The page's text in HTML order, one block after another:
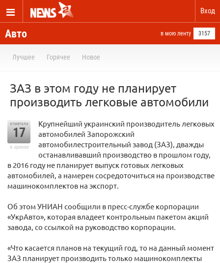
Вход
Авто в мою ленту 3157
Лучшее Горячее Новое
ЗАЗ в этом году не планирует
производить легковые автомобили
отметили
17
в архиве
Крупнейший украинский производитель легковых
автомобилей Запорожский
автомобилестроительный завод (ЗАЗ), дважды
останавливавший производство в прошлом году,
в 2016 году не планирует выпуск готовых легковых
автомобилей, а намерен сосредоточиться на производстве
машинокомплектов на экспорт.
Об этом УНИАН сообщили в пресс-службе корпорации
«УкрАвто», которая владеет контрольным пакетом акций
завода, со ссылкой на руководство корпорации.
«Что касается планов на текущий год, то на данный момент
ЗАЗ планирует производить только машинокомплекты